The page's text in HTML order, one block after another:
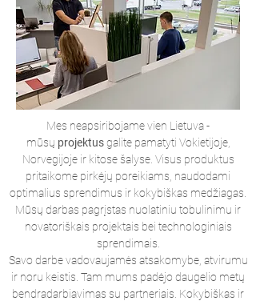
Mes neapsiribojame vien Lietuva -
mūsų projektusgalite pamatyti Vokietijoje,
Norvegijoje ir kitose šalyse. Visus produktus
pritaikome pirkėjų poreikiams, naudodami
optimalius sprendimus ir kokybiškas medžiagas.
Mūsų darbas pagrįstas nuolatiniu tobulinimu ir
novatoriškais projektais bei technologiniais
sprendimais.
Savo darbe vadovaujamės atsakomybe, atvirumu
ir noru keistis. Tam mums padėjo daugelio metų
bendradarbiavimas su partneriais. Kokybiškas ir